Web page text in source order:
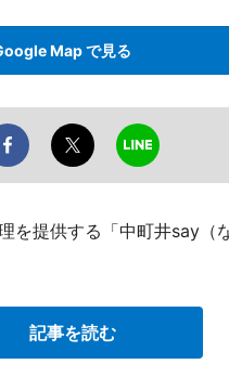
Map で見る
を提供する「中町井say（
記事を読む